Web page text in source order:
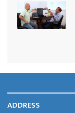
ADDRESS